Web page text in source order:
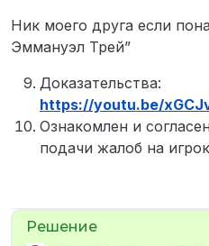
Ник моего друга если
Эммануэл Трей”
Доказательства:
https://youtu.be/
Ознакомлен и
подачи жалоб на